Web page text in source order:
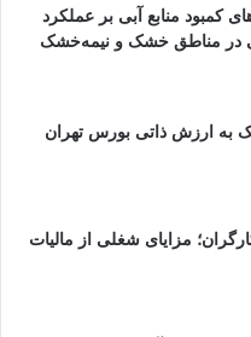
کمبود منابع آبی بر عملکرد
در مناطق خشک و نیمه‌خشک
به ارزش ذاتی بورس تهران
مزایای شغلی از مالیات